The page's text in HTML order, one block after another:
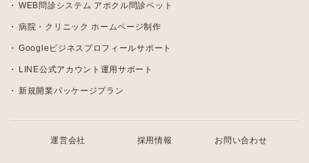
WEB問診システム アポクル問診ペット
病院・クリニック ホームページ制作
Googleビジネスプロフィールサポート
LINE公式アカウント運用サポート
新規開業パッケージプラン
運営会社 採用情報 お問い合わせ